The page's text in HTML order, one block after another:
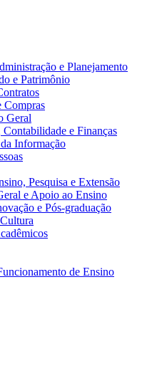
e Planejamento
e Patrimônio
Compras
Geral
e Finanças
Informação
Pesquisa e Extensão
e Apoio ao Ensino
e Pós-graduação
de Ensino